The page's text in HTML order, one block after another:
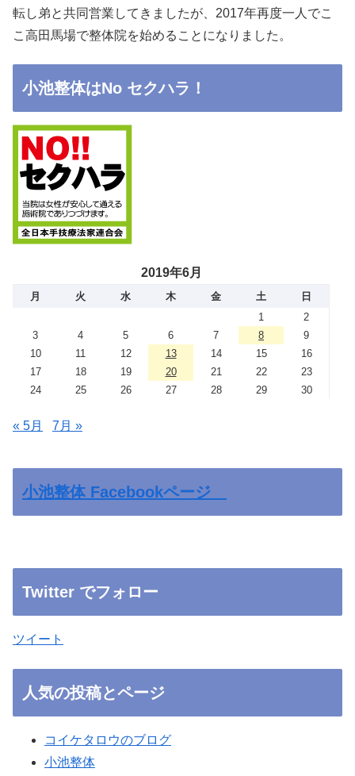
転し弟と共同営業してきましたが、2017年再度一人でこ
こ高田馬場で整体院を始めることになりました。
小池整体はNo セクハラ！
2019年6月
月 火 水 木 金 土
日
1
2
3
4 5 6 7 8
9
10
11 12 13 14 15
16
17
18 19 20 21 22
23
24
25 26 27 28 29 30
« 5月 7月 »
小池整体 Facebookページ
Twitter でフォロー
ツイート
人気の投稿とページ
コイケタロウのブログ
小池整体